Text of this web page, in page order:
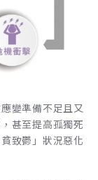
變準備不足且又
甚至提高孤獨死
致鬱」狀況惡化